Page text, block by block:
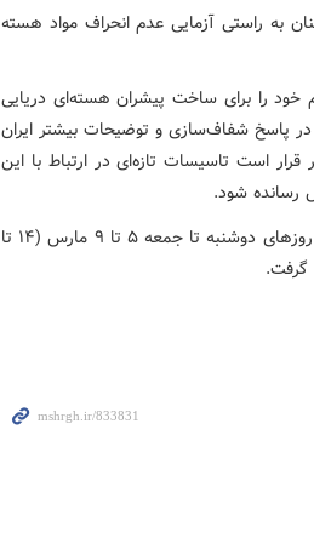
به راستی آزمایی عدم انحراف مواد هسته
را برای ساخت پیشران هسته‌ای دریایی
پاسخ شفاف‌سازی و توضیحات بیشتر ایران
است تاسیسات تازه‌ای در ارتباط با این
رسانده شود.
این گزارش در نشست هفته آینده شورای حکام که روزهای دوشنبه تا جمعه ۵ تا ۹ مارس (۱۴ تا